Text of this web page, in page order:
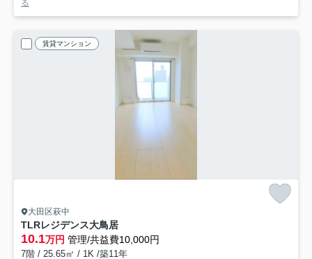
る
賃貸マンション
大田区萩中
TLRレジデンス大鳥居
10.1万円 管理/共益費10,000円
7階 / 25.65㎡ / 1K /築11年